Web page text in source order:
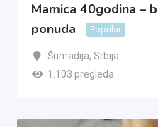
Mamica 40godina –
ponuda
Popular
Šumadija, Srbija
1.103 pregleda